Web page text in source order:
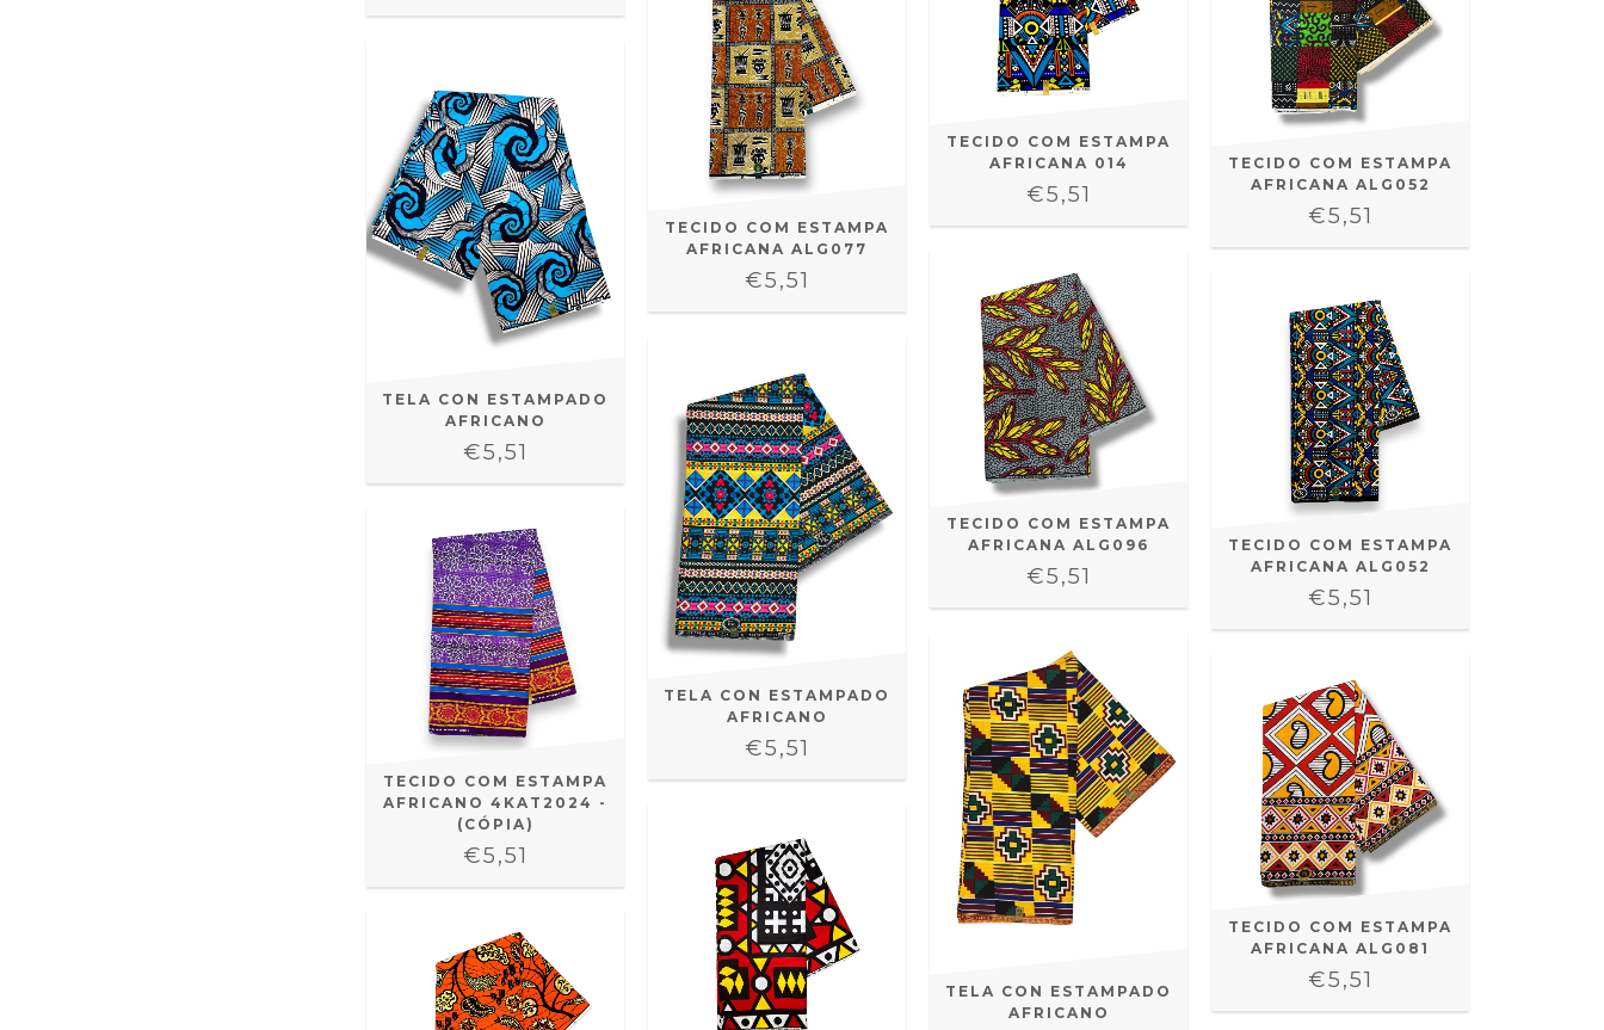
TELA CON ESTAMPADO
AFRICANO
€5,51
TECIDO COM ESTAMPA
AFRICANA ALG077
€5,51
TECIDO COM ESTAMPA
AFRICANA 014
€5,51
TECIDO COM ESTAMPA
AFRICANA ALG052
€5,51
TECIDO COM ESTAMPA
AFRICANO 4KAT2024 -
(CÓPIA)
€5,51
TELA CON ESTAMPADO
AFRICANO
€5,51
TECIDO COM ESTAMPA
AFRICANA ALG096
€5,51
TECIDO COM ESTAMPA
AFRICANA ALG052
€5,51
TELA CON ESTAMPADO
AFRICANO
TECIDO COM ESTAMPA
AFRICANA ALG081
€5,51